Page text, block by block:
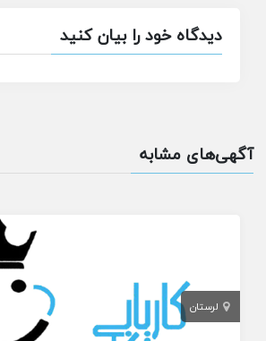
دیدگاه خود را بیان کنید
آگهی‌های مشابه
لرستان